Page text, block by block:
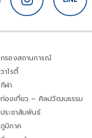
กรองสถานการณ์
วาไรตี้
กีฬา
ท่องเที่ยว – ศิลปวัฒนธรรม
ประชาสัมพันธ์
ภูมิภาค